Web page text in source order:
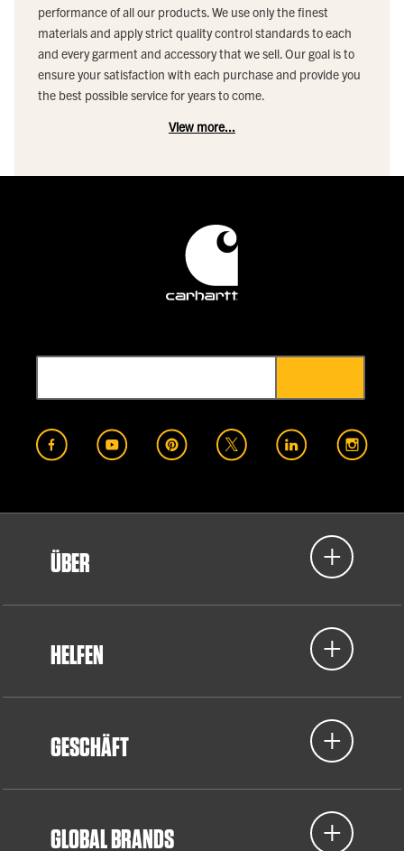
performance of all our products. We use only the finest
materials and apply strict quality control standards to each
and every garment and accessory that we sell. Our goal is to
ensure your satisfaction with each purchase and provide you
the best possible service for years to come.
View more...
ÜBER
HELFEN
GESCHÄFT
GLOBAL BRANDS